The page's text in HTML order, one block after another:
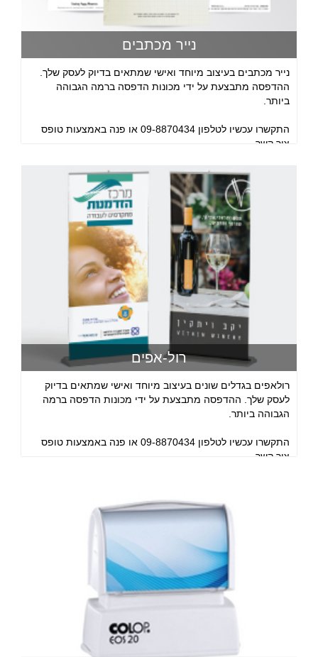
נייר מכתבים
נייר מכתבים בעיצוב מיוחד ואישי שמתאים בדיוק לעסק שלך.
ההדפסה מתבצעת על ידי מכונות הדפסה ברמה הגבוהה
ביותר.
התקשרו עכשיו לטלפון 09-8870434 או פנה באמצעות טופס
צור קשר
רול-אפים
רולאפים בגדלים שונים בעיצוב מיוחד ואישי שמתאים בדיוק
לעסק שלך. ההדפסה מתבצעת על ידי מכונות הדפסה ברמה
הגבוהה ביותר.
התקשרו עכשיו לטלפון 09-8870434 או פנה באמצעות טופס
צור קשר